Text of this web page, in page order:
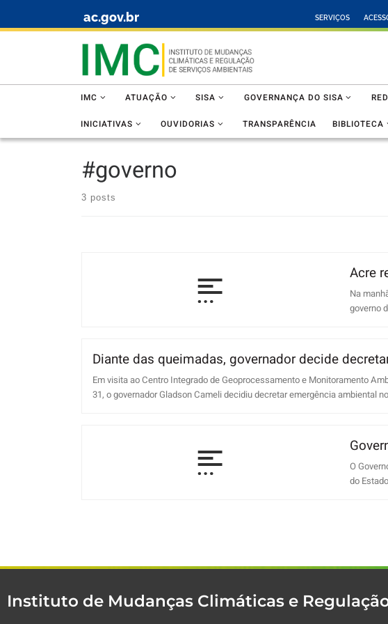
ac.gov.br SERVIÇOS
IMC ATUAÇÃO SISA GOVERNANÇA DO SISA
INICIATIVAS OUVIDORIAS TRANSPARÊNCIA BIBLIOTECA
#governo
3 posts
Acre
Na
governo
Diante das queimadas, governador decide
Em visita ao Centro Integrado de Geoprocessamento e Monitoramento
31, o governador Gladson Cameli decidiu decretar emergência ambiental
O
do
Instituto de Mudanças Climáticas e